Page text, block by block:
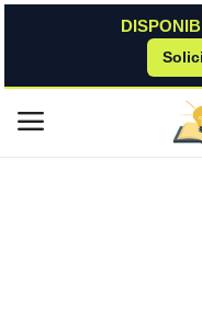
Meniu principal
Cum sa iti imbunatatesti